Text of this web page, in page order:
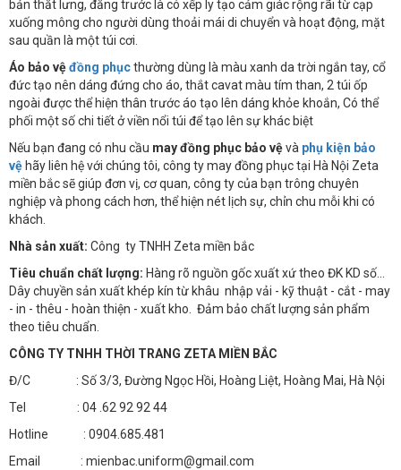
bản thắt lưng, đằng trước là có xếp ly tạo cảm giác rộng rãi từ cạp
xuống mông cho người dùng thoải mái di chuyển và hoạt động, mặt
sau quần là một túi cơi.
Áo bảo vệđồng phụcthường dùng là màu xanh da trời ngắn tay, cổ
đức tạo nên dáng đứng cho áo, thắt cavat màu tím than, 2 túi ốp
ngoài được thể hiện thân trước áo tạo lên dáng khỏe khoắn, Có thể
phối một số chi tiết ở viền nổi túi để tạo lên sự khác biệt
Nếu bạn đang có nhu cầu may đồng phục bảo vệvà phụ kiện bảo
vệ hãy liên hệ với chúng tôi, công ty may đồng phục tại Hà Nội Zeta
miền bắc sẽ giúp đơn vị, cơ quan, công ty của bạn trông chuyên
nghiệp và phong cách hơn, thể hiện nét lịch sự, chỉn chu mỗi khi có
khách.
Nhà sản xuất: Công ty TNHH Zeta miền bắc
Tiêu chuẩn chất lượng: Hàng rõ nguồn gốc xuất xứ theo ĐK KD số…
Dây chuyền sản xuất khép kín từ khâu nhập vải - kỹ thuật - cắt - may
- in - thêu - hoàn thiện - xuất kho. Đảm bảo chất lượng sản phẩm
theo tiêu chuẩn.
CÔNG TY TNHH THỜI TRANG ZETA MIỀN BẮC
Đ/C : Số 3/3, Đường Ngọc Hồi, Hoàng Liệt, Hoàng Mai, Hà Nội
Tel : 04 .62 92 92 44
Hotline : 0904.685.481
Email : mienbac.uniform@gmail.com